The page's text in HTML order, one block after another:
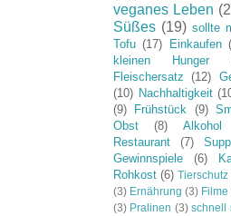
veganes Leben
Süßes (19) sollte
Tofu (17) Einkaufen
kleinen Hunger
Fleischersatz
(12)
(10) Nachhaltigkeit
(9)
Frühstück (9)
Obst
(8) Alkohol
Restaurant
(7)
Gewinnspiele
(6)
Rohkost (6) Tierschutz
(3) Ernährung (3) Filme
(3) Pralinen (3) schnell